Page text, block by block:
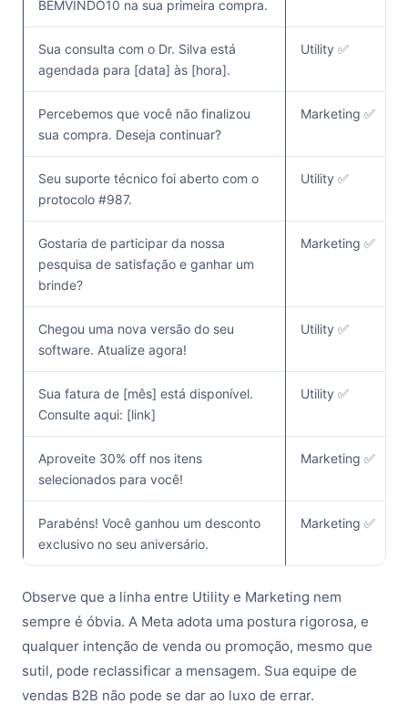
BEMVINDO10 na sua primeira compra.
Sua consulta com o Dr. Silva está
agendada para [data] às [hora].
Utility ✅
Percebemos que você não finalizou
sua compra. Deseja continuar?
Marketing ✅
Seu suporte técnico foi aberto com o
protocolo #987.
Utility ✅
Gostaria de participar da nossa
pesquisa de satisfação e ganhar um
brinde?
Marketing ✅
Chegou uma nova versão do seu
software. Atualize agora!
Utility ✅
Sua fatura de [mês] está disponível.
Consulte aqui: [link]
Utility ✅
Aproveite 30% off nos itens
selecionados para você!
Marketing ✅
Parabéns! Você ganhou um desconto
exclusivo no seu aniversário.
Marketing ✅
Observe que a linha entre Utility e Marketing nem
sempre é óbvia. A Meta adota uma postura rigorosa, e
qualquer intenção de venda ou promoção, mesmo que
sutil, pode reclassificar a mensagem. Sua equipe de
vendas B2B não pode se dar ao luxo de errar.